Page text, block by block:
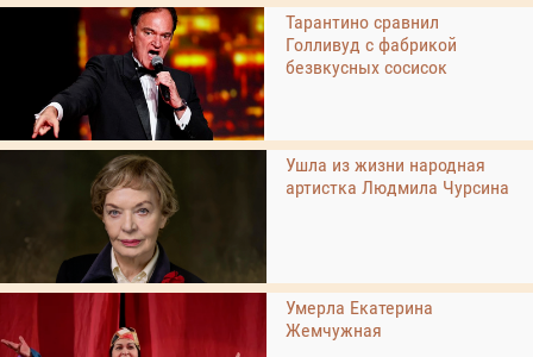
Тарантино сравнил
Голливуд с фабрикой
безвкусных сосисок
Ушла из жизни народная
артистка Людмила Чурсина
Умерла Екатерина
Жемчужная